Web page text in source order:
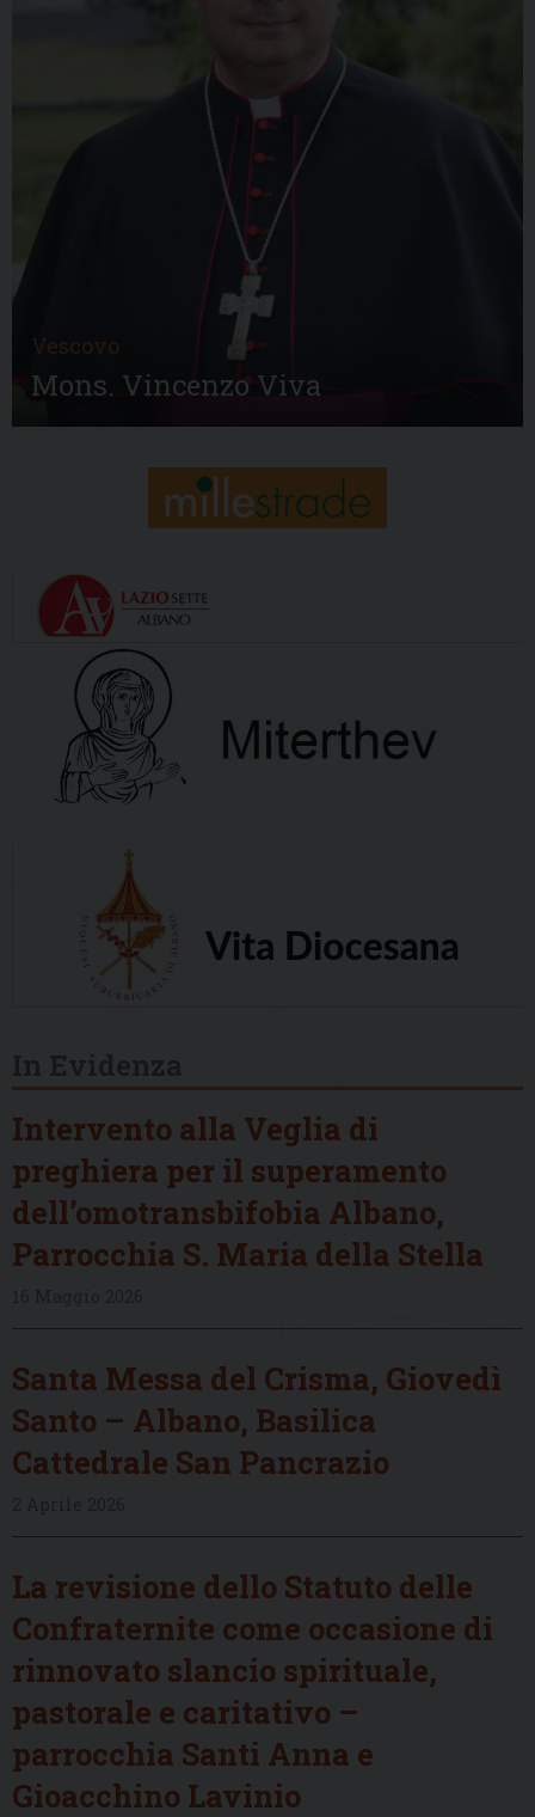
Vescovo
Mons. Vincenzo Viva
Intervento alla Veglia di
preghiera per il superamento
dell’omotransbifobia Albano,
Parrocchia S. Maria della Stella
Santa Messa del Crisma, Giovedì
Santo – Albano, Basilica
Cattedrale San Pancrazio
La revisione dello Statuto delle
Confraternite come occasione di
rinnovato slancio spirituale,
pastorale e caritativo –
parrocchia Santi Anna e
Gioacchino Lavinio